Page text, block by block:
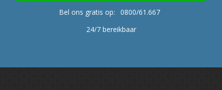
Bel ons gratis op:
0800/61.667
24/7 bereikbaar